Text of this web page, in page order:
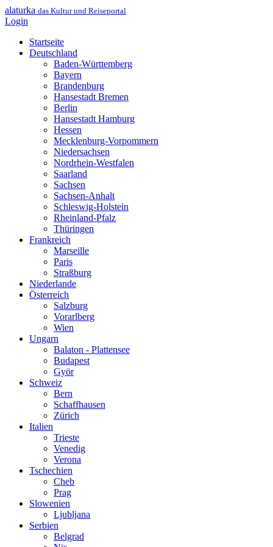
alaturka das Kultur und Reiseportal
Login
Startseite
Deutschland
Baden-Württemberg
Bayern
Brandenburg
Hansestadt Bremen
Berlin
Hansestadt Hamburg
Hessen
Mecklenburg-Vorpommern
Niedersachsen
Nordrhein-Westfalen
Saarland
Sachsen
Sachsen-Anhalt
Schleswig-Holstein
Rheinland-Pfalz
Thüringen
Frankreich
Marseille
Paris
Straßburg
Niederlande
Österreich
Salzburg
Vorarlberg
Wien
Ungarn
Balaton - Plattensee
Budapest
Györ
Schweiz
Bern
Schaffhausen
Zürich
Italien
Trieste
Venedig
Verona
Tschechien
Cheb
Prag
Slowenien
Ljubljana
Serbien
Belgrad